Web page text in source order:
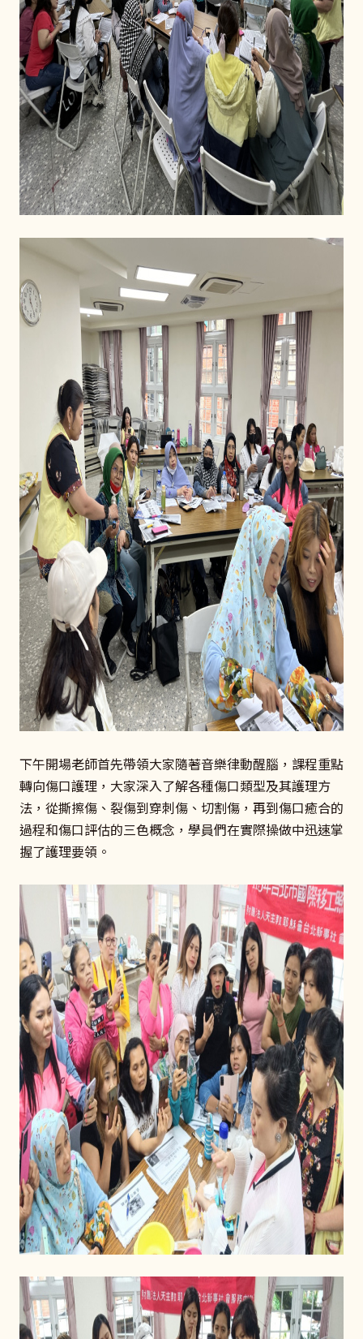
下午開場老師首先帶領大家隨著音樂律動醒腦，課程重點
轉向傷口護理，大家深入了解各種傷口類型及其護理方
法，從撕擦傷、裂傷到穿刺傷、切割傷，再到傷口癒合的
過程和傷口評估的三色概念，學員們在實際操做中迅速掌
握了護理要領。